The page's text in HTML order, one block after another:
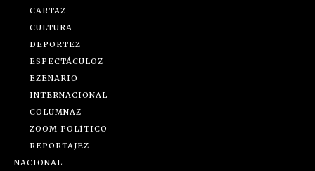
CARTAZ
CULTURA
DEPORTEZ
ESPECTÁCULOZ
EZENARIO
INTERNACIONAL
COLUMNAZ
ZOOM POLÍTICO
REPORTAJEZ
NACIONAL